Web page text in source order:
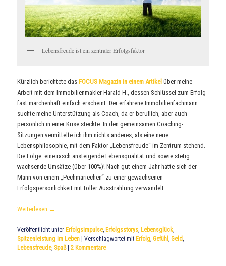
Lebensfreude ist ein zentraler Erfolgsfaktor
Kürzlich berichtete das FOCUS Magazin in einem Artikel über meine
Arbeit mit dem Immobilienmakler Harald H., dessen Schlüssel zum Erfolg
fast märchenhaft einfach erscheint. Der erfahrene Immobilienfachmann
suchte meine Unterstützung als Coach, da er beruflich, aber auch
persönlich in einer Krise steckte. In den gemeinsamen Coaching-
Sitzungen vermittelte ich ihm nichts anderes, als eine neue
Lebensphilosophie, mit dem Faktor „Lebensfreude“ im Zentrum stehend.
Die Folge: eine rasch ansteigende Lebensqualität und sowie stetig
wachsende Umsätze (über 100%)! Nach gut einem Jahr hatte sich der
Mann von einem „Pechmariechen“ zu einer gewachsenen
Erfolgspersönlichkeit mit toller Ausstrahlung verwandelt.
Weiterlesen →
Veröffentlicht unter Erfolgsimpulse, Erfolgsstorys, Lebensglück,
Spitzenleistung im Leben
|Verschlagwortet mit Erfolg,Gefühl,Geld,
Lebensfreude, Spaß |2 Kommentare